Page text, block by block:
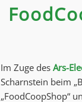
Im Zuge des Ars-
Scharnstein beim
„FoodCoopShop“